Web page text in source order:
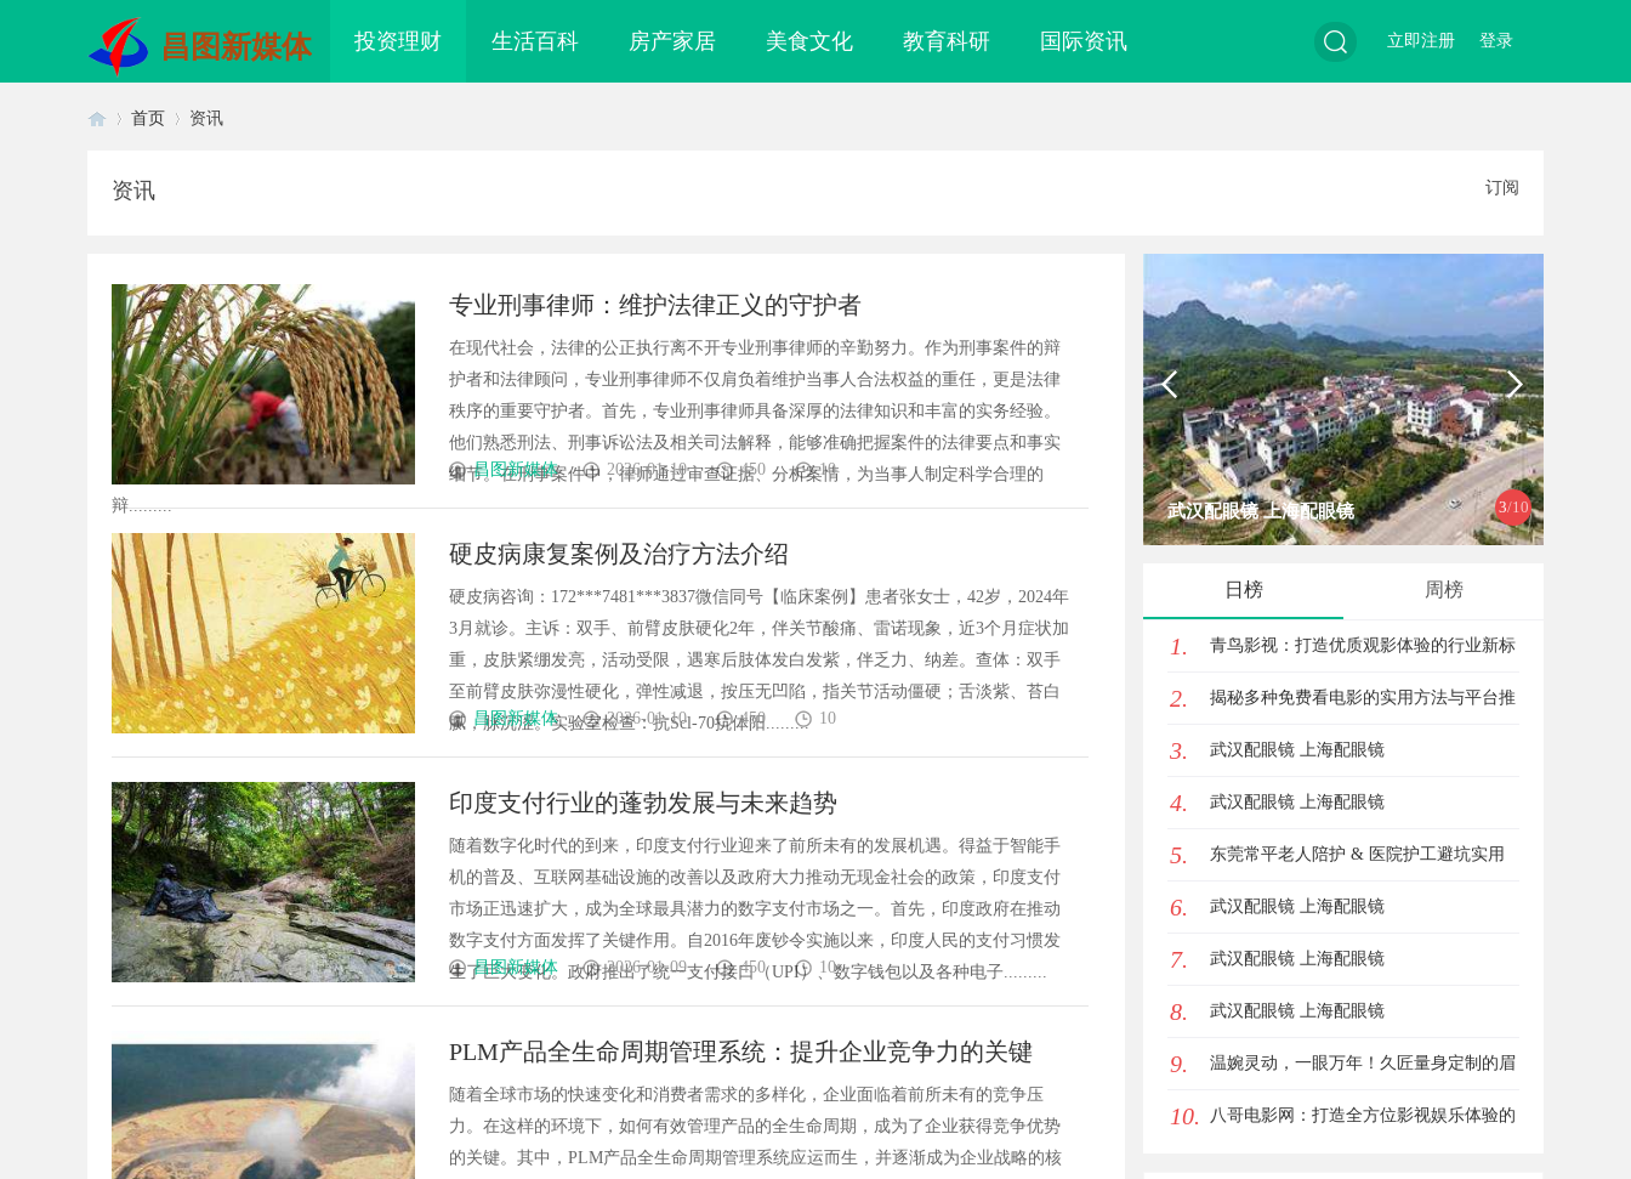
昌图新媒体 投资理财 生活百科 房产家居 美食文化 教育科研 国际资讯
索
登录
立即注册
首页 资讯
资讯 订阅
专业刑事律师：维护法律正义的守护者
在现代社会，法律的公正执行离不开专业刑事律师的辛勤努力。作为刑事案件的辩
护者和法律顾问，专业刑事律师不仅肩负着维护当事人合法权益的重任，更是法律
秩序的重要守护者。首先，专业刑事律师具备深厚的法律知识和丰富的实务经验。
他们熟悉刑法、刑事诉讼法及相关司法解释，能够准确把握案件的法律要点和事实
细节。在刑事案件中，律师通过审查证据、分析案情，为当事人制定科学合理的
辩.........
昌图新媒体 2026-01-10 450 10
硬皮病康复案例及治疗方法介绍
硬皮病咨询：172***7481***3837微信同号【临床案例】患者张女士，42岁，2024年
3月就诊。主诉：双手、前臂皮肤硬化2年，伴关节酸痛、雷诺现象，近3个月症状加
重，皮肤紧绷发亮，活动受限，遇寒后肢体发白发紫，伴乏力、纳差。查体：双手
至前臂皮肤弥漫性硬化，弹性减退，按压无凹陷，指关节活动僵硬；舌淡紫、苔白
腻，脉沉涩。实验室检查：抗Scl-70抗体阳.........
昌图新媒体 2026-01-10 450 10
印度支付行业的蓬勃发展与未来趋势
随着数字化时代的到来，印度支付行业迎来了前所未有的发展机遇。得益于智能手
机的普及、互联网基础设施的改善以及政府大力推动无现金社会的政策，印度支付
市场正迅速扩大，成为全球最具潜力的数字支付市场之一。首先，印度政府在推动
数字支付方面发挥了关键作用。自2016年废钞令实施以来，印度人民的支付习惯发
生了巨大变化。政府推出了统一支付接口（UPI）、数字钱包以及各种电子.........
昌图新媒体 2026-01-09 450 10
PLM产品全生命周期管理系统：提升企业竞争力的关键
随着全球市场的快速变化和消费者需求的多样化，企业面临着前所未有的竞争压
力。在这样的环境下，如何有效管理产品的全生命周期，成为了企业获得竞争优势
的关键。其中，PLM产品全生命周期管理系统应运而生，并逐渐成为企业战略的核
4/10
汉配眼镜 上海配眼镜 3d激光内雕机：精密雕刻与创新应用 武汉配眼镜 上海配眼镜 多方共探金融AI落地路径，天创信用
日榜 周榜
1. 青鸟影视：打造优质观影体验的行业新标
杆
2. 揭秘多种免费看电影的实用方法与平台推
荐
3. 武汉配眼镜 上海配眼镜
4. 武汉配眼镜 上海配眼镜
5. 东莞常平老人陪护 & 医院护工避坑实用
指南
6. 武汉配眼镜 上海配眼镜
7. 武汉配眼镜 上海配眼镜
8. 武汉配眼镜 上海配眼镜
9. 温婉灵动，一眼万年！久匠量身定制的眉
眼唇，才是你整张脸的点睛之笔！淡颜系
10. 八哥电影网：打造全方位影视娱乐体验的